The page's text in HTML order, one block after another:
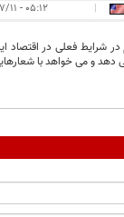
| ۰۵:۱۲ - ۱۴۰۲/۰۷/۱۱
شرایط فعلی در اقتصاد
و می خواهد با